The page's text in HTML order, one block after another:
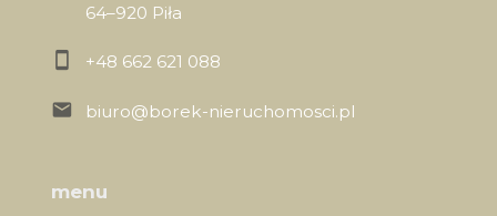
64–920 Piła
+48 662 621 088
biuro@borek-nieruchomosci.pl
menu